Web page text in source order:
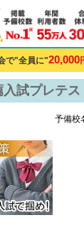
で"全員に"20,000
試プレテス
予備校